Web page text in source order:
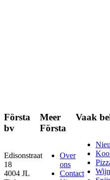
Första
bv
Edisonstraat
18
4004 JL
Meer
Första
Over
ons
Contact
Vaak